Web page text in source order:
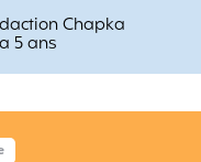
Chapka
5 ans